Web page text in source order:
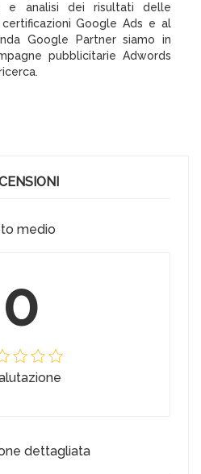
e analisi dei risultati delle
Google Ads e al
Google Partner siamo in
pubblicitarie Adwords
medio
0
dettagliata